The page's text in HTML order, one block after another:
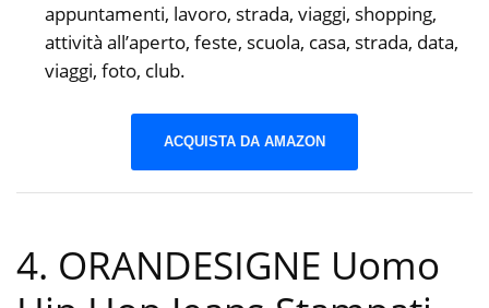
appuntamenti, lavoro, strada, viaggi, shopping,
attività all’aperto, feste, scuola, casa, strada, data,
viaggi, foto, club.
ACQUISTA DA AMAZON
4. ORANDESIGNE Uomo